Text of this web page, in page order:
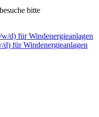
bitte
d) für Windenergieanlagen
d) für Windenergieanlagen